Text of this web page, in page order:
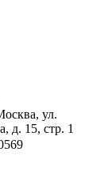
ул.
д. 15, стр. 1